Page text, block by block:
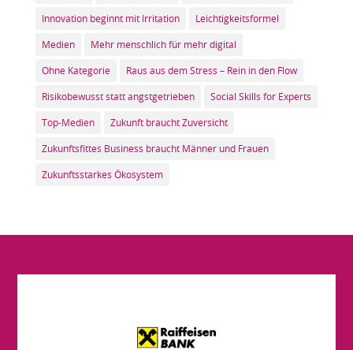
Innovation beginnt mit Irritation Leichtigkeitsformel
Medien Mehr menschlich für mehr digital
Ohne Kategorie Raus aus dem Stress – Rein in den Flow
Risikobewusst statt angstgetrieben Social Skills for Experts
Top-Medien Zukunft braucht Zuversicht
Zukunftsfittes Business braucht Männer und Frauen
Zukunftsstarkes Ökosystem